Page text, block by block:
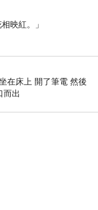
映紅。」
在床上 開了筆電 然後
而出